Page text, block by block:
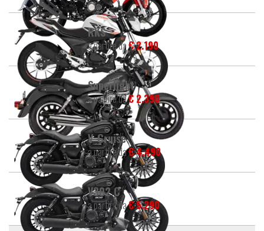
RKS
a partire da€ 2.190
Superlight
a partire da€ 2.390
V-Cruise
a partire da€ 4.490
V302 C
a partire da€ 5.290